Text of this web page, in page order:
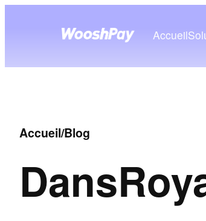
Accueil
Accueil/Blog
Dans